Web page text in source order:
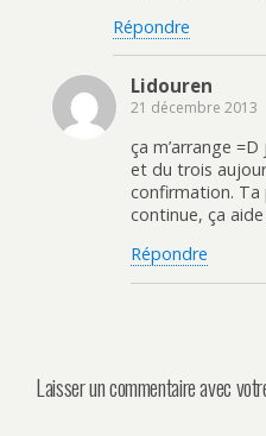
Répondre
Lidouren
21 décembre 2013
ça m’arrange
et du trois
confirmation. Ta
continue, ça
Répondre
Laisser un commentaire avec